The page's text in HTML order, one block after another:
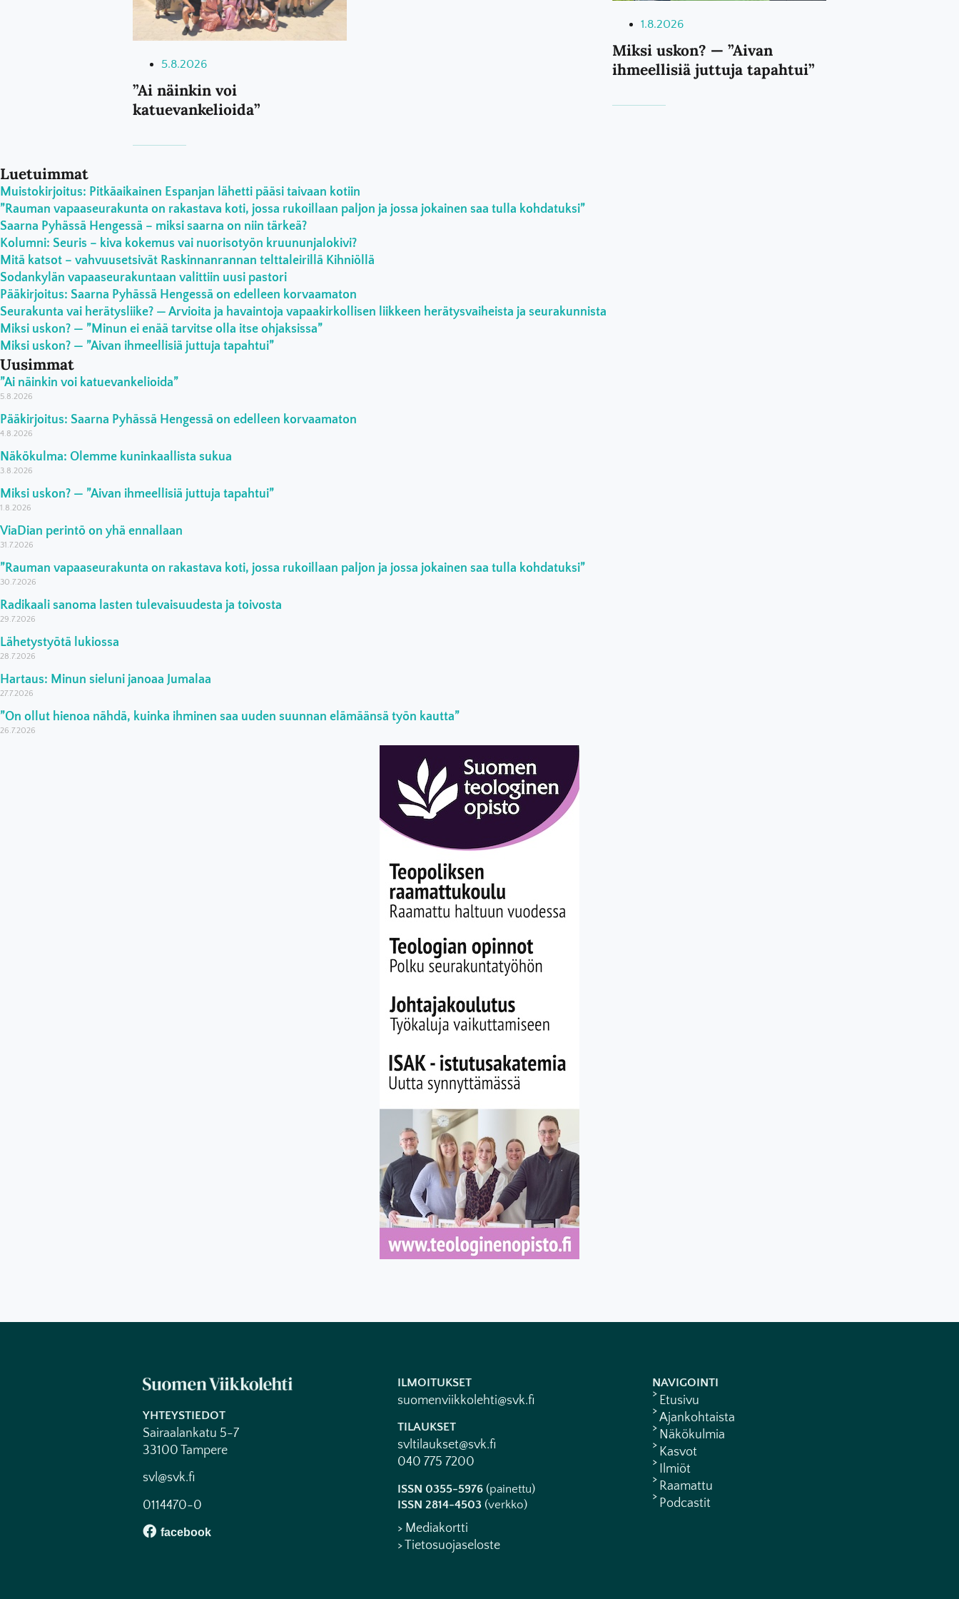
5.8.2026
”Ai näinkin voi
katuevankelioida”
1.8.2026
Miksi uskon? — ”Aivan
ihmeellisiä juttuja tapahtui”
Luetuimmat
Muistokirjoitus: Pitkäaikainen Espanjan lähetti pääsi taivaan kotiin
”Rauman vapaaseurakunta on rakastava koti, jossa rukoillaan paljon ja jossa jokainen saa tulla kohdatuksi”
Saarna Pyhässä Hengessä – miksi saarna on niin tärkeä?
Kolumni: Seuris – kiva kokemus vai nuorisotyön kruununjalokivi?
Mitä katsot – vahvuusetsivät Raskinnanrannan telttaleirillä Kihniöllä
Sodankylän vapaaseurakuntaan valittiin uusi pastori
Pääkirjoitus: Saarna Pyhässä Hengessä on edelleen korvaamaton
Seurakunta vai herätysliike? — Arvioita ja havaintoja vapaakirkollisen liikkeen herätysvaiheista ja seurakunnista
Miksi uskon? — ”Minun ei enää tarvitse olla itse ohjaksissa”
Miksi uskon? — ”Aivan ihmeellisiä juttuja tapahtui”
Uusimmat
”Ai näinkin voi katuevankelioida”
5.8.2026
Pääkirjoitus: Saarna Pyhässä Hengessä on edelleen korvaamaton
4.8.2026
Näkökulma: Olemme kuninkaallista sukua
3.8.2026
Miksi uskon? — ”Aivan ihmeellisiä juttuja tapahtui”
1.8.2026
ViaDian perintö on yhä ennallaan
31.7.2026
”Rauman vapaaseurakunta on rakastava koti, jossa rukoillaan paljon ja jossa jokainen saa tulla kohdatuksi”
30.7.2026
Radikaali sanoma lasten tulevaisuudesta ja toivosta
29.7.2026
Lähetystyötä lukiossa
28.7.2026
Hartaus: Minun sieluni janoaa Jumalaa
27.7.2026
”On ollut hienoa nähdä, kuinka ihminen saa uuden suunnan elämäänsä työn kautta”
26.7.2026
YHTEYSTIEDOT
Sairaalankatu 5-7
33100 Tampere
svl@svk.fi
0114470-0
ILMOITUKSET
suomenviikkolehti@svk.fi
TILAUKSET
svltilaukset@svk.fi
040 775 7200
ISSN 0355-5976(painettu)
ISSN 2814-4503 (verkko)
> Mediakortti
> Tietosuojaseloste
NAVIGOINTI
Etusivu
Ajankohtaista
Näkökulmia
Kasvot
Ilmiöt
Raamattu
Podcastit